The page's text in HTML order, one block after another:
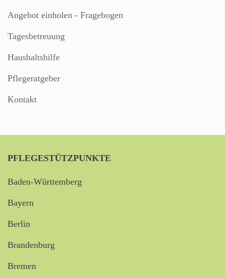
Angebot einholen - Fragebogen
Tagesbetreuung
Haushaltshilfe
Pflegeratgeber
Kontakt
PFLEGESTÜTZPUNKTE
Baden-Württemberg
Bayern
Berlin
Brandenburg
Bremen